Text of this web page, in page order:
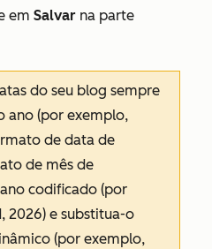
em Salvar na parte
do seu blog sempre
ano (por exemplo,
de data de
de mês de
codificado (por
2026) e substitua-o
(por exemplo,